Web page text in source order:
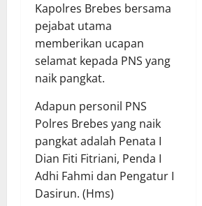
Kapolres Brebes bersama
pejabat utama
memberikan ucapan
selamat kepada PNS yang
naik pangkat.
Adapun personil PNS
Polres Brebes yang naik
pangkat adalah Penata I
Dian Fiti Fitriani, Penda I
Adhi Fahmi dan Pengatur I
Dasirun. (Hms)